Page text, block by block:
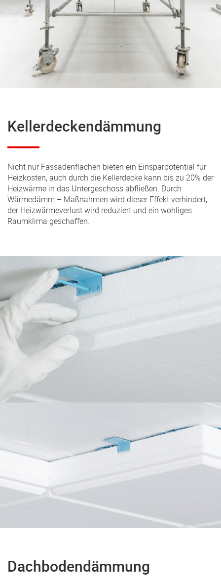
Kellerdeckendämmung
Nicht nur Fassadenflächen bieten ein Einsparpotential für
Heizkosten, auch durch die Kellerdecke kann bis zu 20% der
Heizwärme in das Untergeschoss abfließen. Durch
Wärmedämm – Maßnahmen wird dieser Effekt verhindert,
der Heizwärmeverlust wird reduziert und ein wohliges
Raumklima geschaffen.
Dachbodendämmung